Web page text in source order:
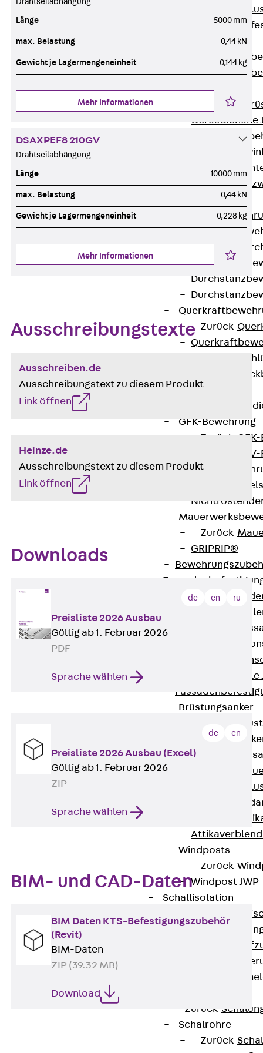
Zurück
Gerüstschuhe
Zurück
Gerüstschuhe
Zurück
Zurück
Zurück
Zurück
FERBOX®
GFK-Bewehrung
Zurück
FIBERNOX®
Zurück
GRIPRIP®
Zurück
Winkelkonsole
Brüstungsanker
Attika-
Windposts
Zurück
Windpost JWP
Schallisolation
Zurück
Schalrohre
Zurück
Länge 5000 mm
max. Belastung 0,44 kN
Gewicht je Lagermengeneinheit 0,144 kg
Mehr Informationen
DSAXPEF8 210GV
Drahtseilabhängung
Länge 10000 mm
max. Belastung 0,44 kN
Gewicht je Lagermengeneinheit 0,228 kg
Mehr Informationen
Ausschreibungstexte
Ausschreiben.de
Ausschreibungstext zu diesem Produkt
Link öffnen
Heinze.de
Ausschreibungstext zu diesem Produkt
Link öffnen
Downloads
de en ru
Preisliste 2026 Ausbau
Gültig ab 1. Februar 2026
PDF
Sprache wählen
de en
Preisliste 2026 Ausbau (Excel)
Gültig ab 1. Februar 2026
ZIP
Sprache wählen
BIM- und CAD-Daten
BIM Daten KTS-Befestigungszubehör
(Revit)
BIM-Daten
ZIP (39.32 MB)
Download